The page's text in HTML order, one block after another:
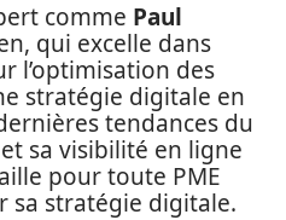
comme Paul
qui excelle dans
l’optimisation des
stratégie digitale en
tendances du
sa visibilité en ligne
pour toute PME
sa stratégie digitale.